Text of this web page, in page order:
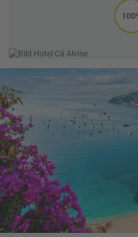
Stadt der Gondeln kommen?
Sommerurlaub in
entdecken Sie
Buchungsplattform oder